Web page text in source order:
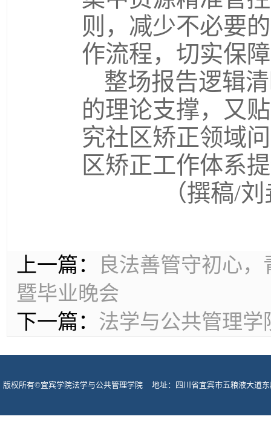
则，减少不必要
作流程，切实保
整场报告逻辑
的理论支撑，又
究社区矫正领域
区矫正工作体系
（撰稿/
上一篇：
良法善管守初心
暨毕业晚会
下一篇： 法学与公共管理
版权所有©宜宾学院法学与公共管理学院 地址：四川省宜宾市五粮液大道